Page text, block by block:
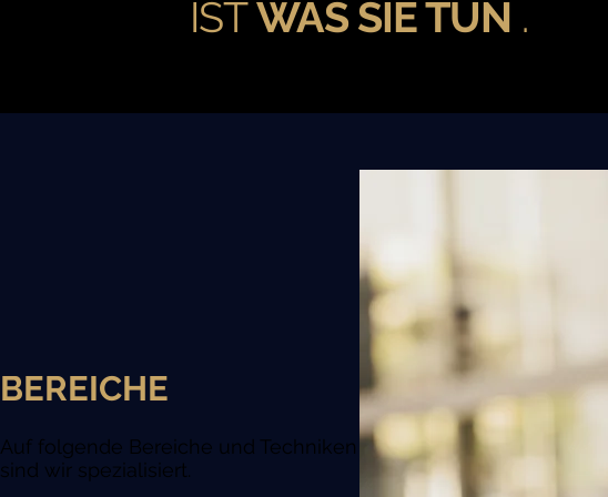
ISTWAS SIE TUN .
BEREICHE
Auf folgende Bereiche und Techniken
sind wir spezialisiert.